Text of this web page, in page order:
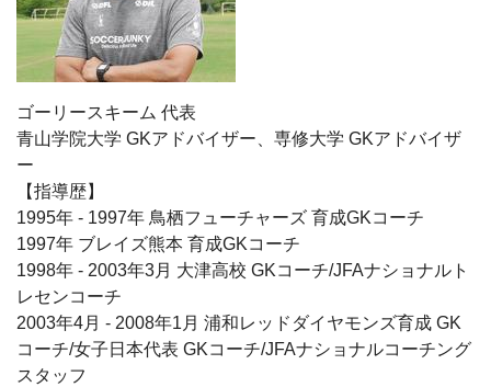
ゴーリースキーム 代表
青山学院大学 GKアドバイザー、専修大学 GKアドバイザ
ー
【指導歴】
1995年 - 1997年 鳥栖フューチャーズ 育成GKコーチ
1997年 ブレイズ熊本 育成GKコーチ
1998年 - 2003年3月 大津高校 GKコーチ/JFAナショナルト
レセンコーチ
2003年4月 - 2008年1月 浦和レッドダイヤモンズ育成 GK
コーチ/女子日本代表 GKコーチ/JFAナショナルコーチング
スタッフ